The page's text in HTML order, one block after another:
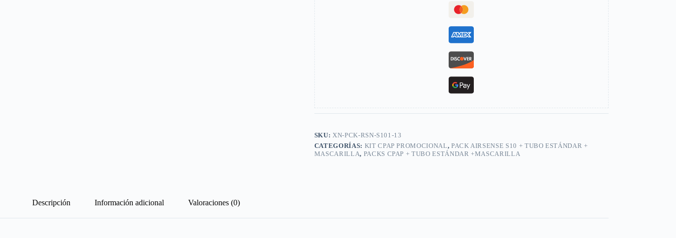
SKU: XN-PCK-RSN-S101-13
CATEGORÍAS: KIT CPAP PROMOCIONAL, PACK AIRSENSE S10 + TUBO ESTÁNDAR +
MASCARILLA, PACKS CPAP + TUBO ESTÁNDAR +MASCARILLA
Descripción Información adicional Valoraciones (0)